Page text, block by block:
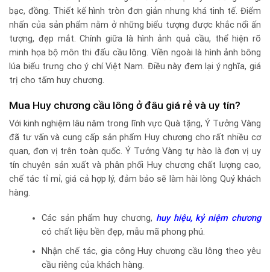
bạc, đồng. Thiết kế hình tròn đơn giản nhưng khá tinh tế. Điểm
nhấn của sản phẩm nằm ở những biểu tượng được khắc nổi ấn
tượng, đẹp mắt. Chính giữa là hình ảnh quả cầu, thể hiện rõ
minh họa bộ môn thi đấu cầu lông. Viền ngoài là hình ảnh bông
lúa biểu trưng cho ý chí Việt Nam. Điều này đem lại ý nghĩa, giá
trị cho tấm huy chương.
Mua Huy chương cầu lông ở đâu giá rẻ và uy tín?
Với kinh nghiệm lâu năm trong lĩnh vực Quà tặng, Ý Tưởng Vàng
đã tư vấn và cung cấp sản phẩm Huy chương cho rất nhiều cơ
quan, đơn vị trên toàn quốc. Ý Tưởng Vàng tự hào là đơn vị uy
tín chuyên sản xuất và phân phối Huy chương chất lượng cao,
chế tác tỉ mỉ, giá cả hợp lý, đảm bảo sẽ làm hài lòng Quý khách
hàng.
Các sản phẩm huy chương, huy hiệu, kỷ niệm chương
có chất liệu bền đẹp, mẫu mã phong phú.
Nhận chế tác, gia công Huy chương cầu lông theo yêu
cầu riêng của khách hàng.